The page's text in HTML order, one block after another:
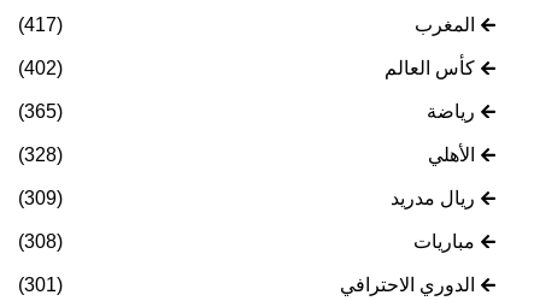
المغرب (417)
كأس العالم (402)
رياضة (365)
الأهلي (328)
ريال مدريد (309)
مباريات (308)
الدوري الاحترافي (301)